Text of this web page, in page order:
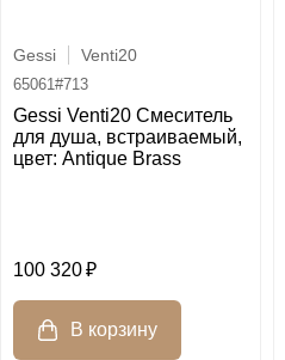
Gessi Venti20
65061#713
Gessi Venti20 Смеситель
для душа, встраиваемый,
цвет: Antique Brass
100 320